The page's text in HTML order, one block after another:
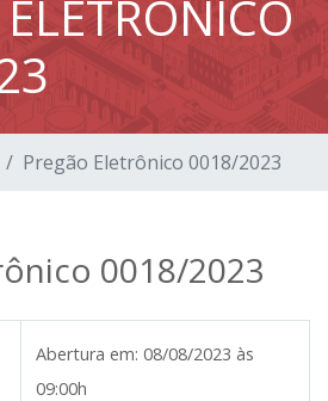
Pregão Eletrônico 0018/2023
0018/2023
Abertura em: 08/08/2023 às
09:00h